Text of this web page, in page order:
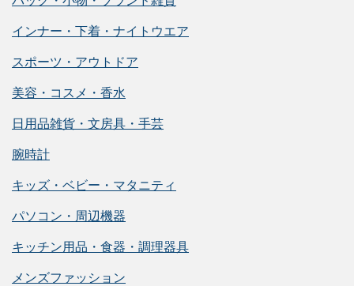
インナー・下着・ナイトウエア
スポーツ・アウトドア
美容・コスメ・香水
日用品雑貨・文房具・手芸
腕時計
キッズ・ベビー・マタニティ
パソコン・周辺機器
キッチン用品・食器・調理器具
メンズファッション